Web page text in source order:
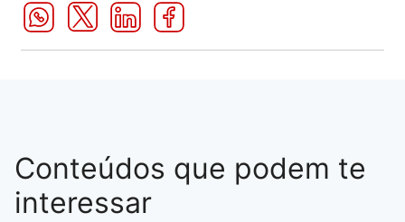
Conteúdos que podem te
interessar